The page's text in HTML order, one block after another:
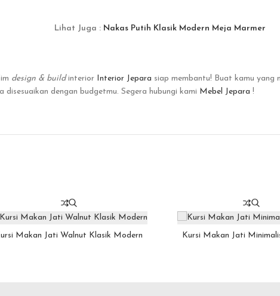
Lihat Juga : Nakas Putih Klasik Modern Meja Marmer
design & buildinterior Interior Jepara siap membantu! Buat kamu yang
dengan budgetmu. Segera hubungi kami Mebel Jepara !
Makan Jati Walnut Klasik Modern Kursi Makan Jati